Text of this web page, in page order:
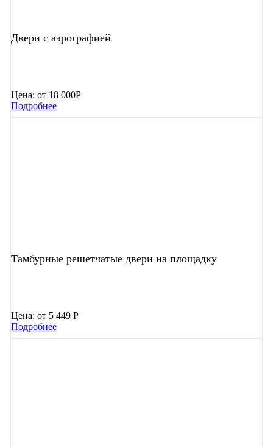
Двери с аэрографией
Цена: от 18 000Р
Подробнее
Тамбурные решетчатые двери на площадку
Цена: от 5 449 Р
Подробнее